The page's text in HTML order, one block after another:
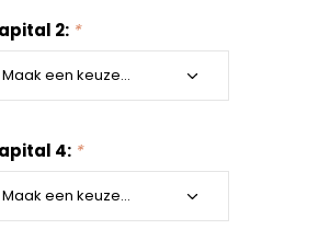
2: *
4: *